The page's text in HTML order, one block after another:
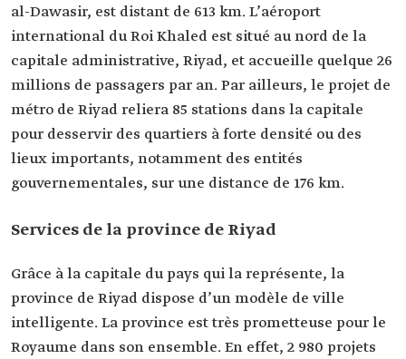
al-Dawasir, est distant de 613 km. L’aéroport
international du Roi Khaled est situé au nord de la
capitale administrative, Riyad, et accueille quelque 26
millions de passagers par an. Par ailleurs, le projet de
métro de Riyad reliera 85 stations dans la capitale
pour desservir des quartiers à forte densité ou des
lieux importants, notamment des entités
gouvernementales, sur une distance de 176 km.
Services de la province de Riyad
Grâce à la capitale du pays qui la représente, la
province de Riyad dispose d’un modèle de ville
intelligente. La province est très prometteuse pour le
Royaume dans son ensemble. En effet, 2 980 projets